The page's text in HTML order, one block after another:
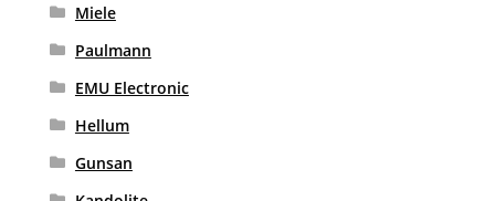
Miele
Paulmann
EMU Electronic
Hellum
Gunsan